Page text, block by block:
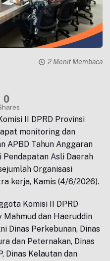
2 Menit Membaca
0
II DPRD Provinsi
monitoring dan
APBD Tahun Anggaran
Asli Daerah
Organisasi
kerja, Kamis (4/6/2026).
Komisi II DPRD
Mahmud dan Haeruddin
Dinas Perkebunan, Dinas
dan Peternakan, Dinas
Dinas Kelautan dan